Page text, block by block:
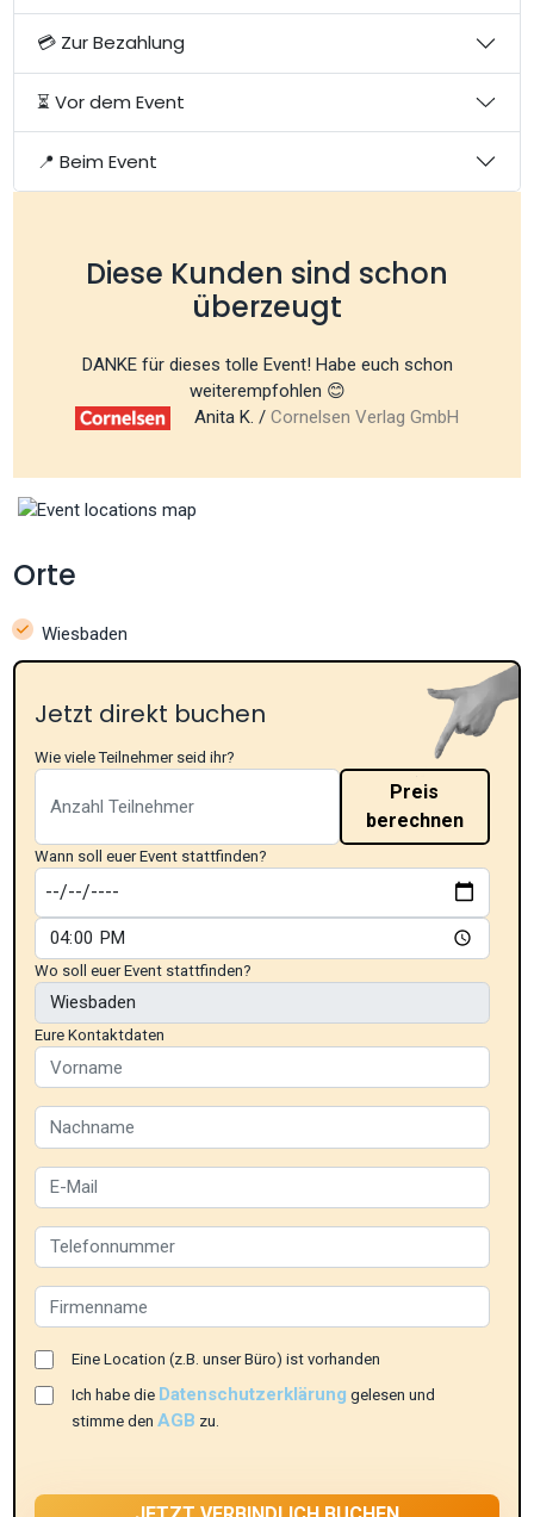
💳 Zur Bezahlung
⏳ Vor dem Event
📍 Beim Event
Diese Kunden sind schon
überzeugt
DANKE für dieses tolle Event! Habe euch schon
weiterempfohlen 😊
Anita K. / Cornelsen Verlag GmbH
Orte
Wiesbaden
Jetzt direkt buchen
Wie viele Teilnehmer seid ihr?
Preis
berechnen
Wann soll euer Event stattfinden?
Wo soll euer Event stattfinden?
Eure Kontaktdaten
Eine Location (z.B. unser Büro) ist vorhanden
Ich habe die Datenschutzerklärung gelesen und
stimme denAGB zu.